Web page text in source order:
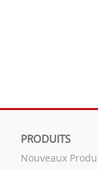
PRODUITS
Nouveaux